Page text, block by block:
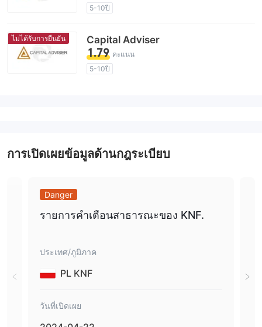
5-10ปี
กลุ่มธุรกิจที่ต้องสงสัย
ลอกเลียนประเทศไซปรัสการกำกับดูแล
ระวังความเสี่ยงอันตรายที่อาจจะซ่อนอยู่
ไม่ได้รับการยืนยัน Capital Adviser
1.79 คะแนน
5-10ปี
การเปิดเผยข้อมูลด้านกฎระเบียบ
Danger
รายการคำเตือนสาธารณะของ KNF.
ประเทศ/ภูมิภาค
PL KNF
วันที่เปิดเผย